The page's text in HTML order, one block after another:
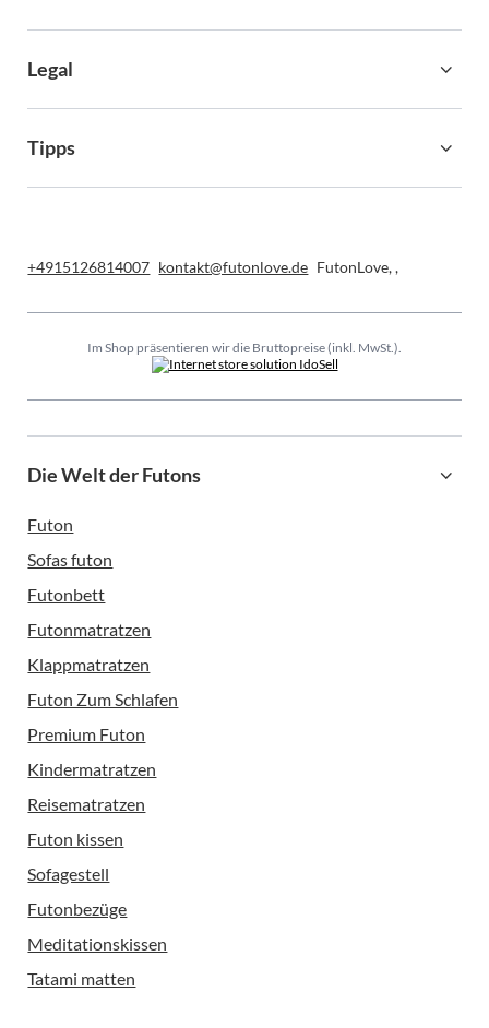
Legal
Tipps
+4915126814007 kontakt@futonlove.de FutonLove,,
Im Shop präsentieren wir die Bruttopreise (inkl. MwSt.).
Die Welt der Futons
Futon
Sofas futon
Futonbett
Futonmatratzen
Klappmatratzen
Futon Zum Schlafen
Premium Futon
Kindermatratzen
Reisematratzen
Futon kissen
Sofagestell
Futonbezüge
Meditationskissen
Tatami matten